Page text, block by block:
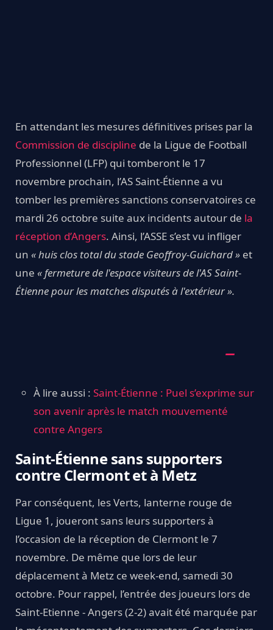
En attendant les mesures définitives prises par la
Commission de discipline de la Ligue de Football
Professionnel (LFP) qui tomberont le 17
novembre prochain, l’AS Saint-Étienne a vu
tomber les premières sanctions conservatoires ce
mardi 26 octobre suite aux incidents autour de la
réception d’Angers. Ainsi, l’ASSE s’est vu infliger
un « huis clos total du stade Geoffroy-Guichard » et
une « fermeture de l'espace visiteurs de l'AS Saint-
Étienne pour les matches disputés à l'extérieur ».
À lire aussi : Saint-Étienne : Puel s’exprime sur
son avenir après le match mouvementé
contre Angers
Saint-Étienne sans supporters
contre Clermont et à Metz
Par conséquent, les Verts, lanterne rouge de
Ligue 1, joueront sans leurs supporters à
l’occasion de la réception de Clermont le 7
novembre. De même que lors de leur
déplacement à Metz ce week-end, samedi 30
octobre. Pour rappel, l’entrée des joueurs lors de
Saint-Etienne - Angers (2-2) avait été marquée par